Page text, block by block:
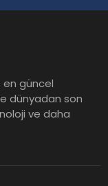
en güncel
dünyadan son
ve daha